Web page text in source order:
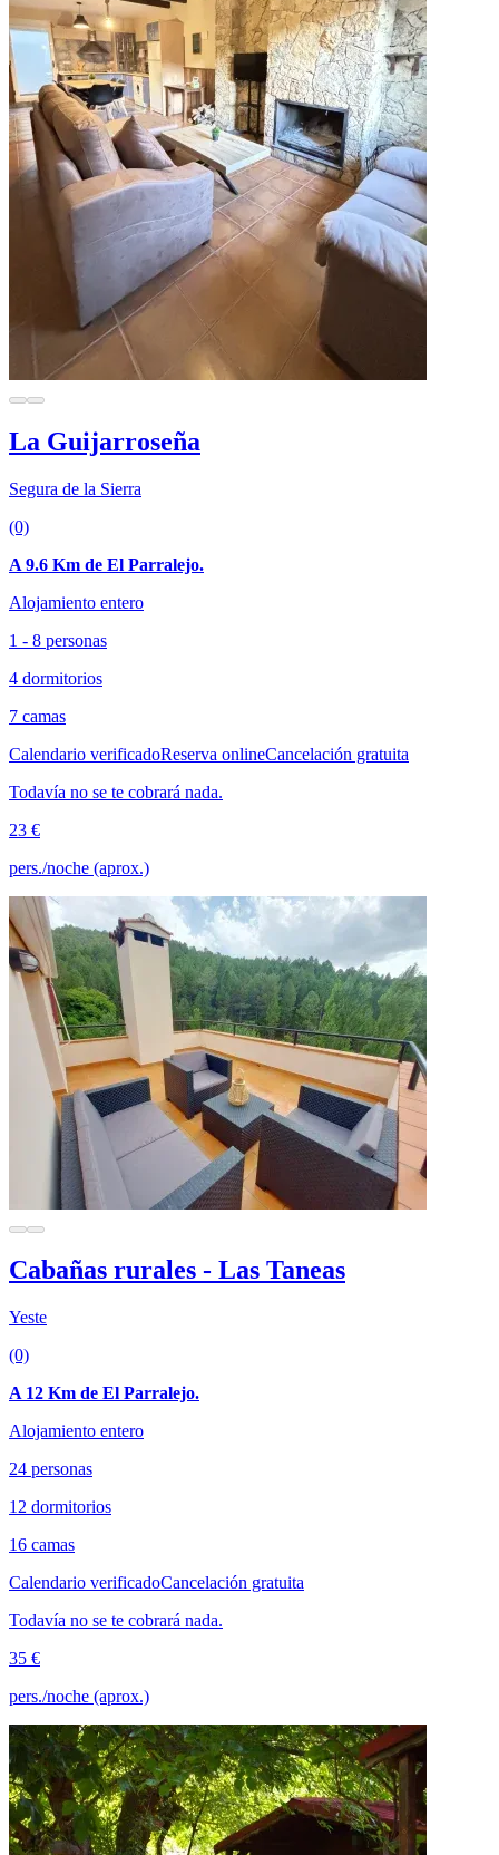
La Guijarroseña
Segura de la Sierra
(0)
A 9.6 Km de El Parralejo.
Alojamiento entero
1 - 8 personas
4 dormitorios
7 camas
Calendario verificadoReserva onlineCancelación gratuita
Todavía no se te cobrará nada.
23 €
pers./noche (aprox.)
Cabañas rurales - Las Taneas
Yeste
(0)
A 12 Km de El Parralejo.
Alojamiento entero
24 personas
12 dormitorios
16 camas
Calendario verificadoCancelación gratuita
Todavía no se te cobrará nada.
35 €
pers./noche (aprox.)